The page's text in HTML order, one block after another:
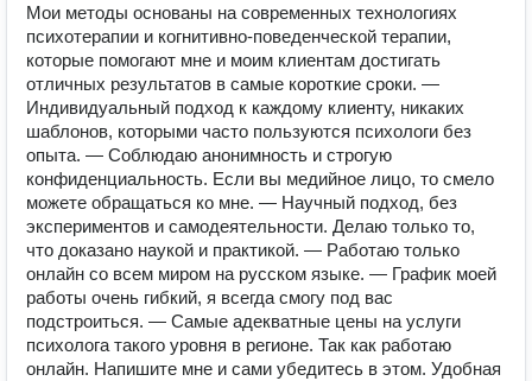
Мои методы основаны на современных технологиях
психотерапии и когнитивно-поведенческой терапии,
которые помогают мне и моим клиентам достигать
отличных результатов в самые короткие сроки. —
Индивидуальный подход к каждому клиенту, никаких
шаблонов, которыми часто пользуются психологи без
опыта. — Соблюдаю анонимность и строгую
конфиденциальность. Если вы медийное лицо, то смело
можете обращаться ко мне. — Научный подход, без
экспериментов и самодеятельности. Делаю только то,
что доказано наукой и практикой. — Работаю только
онлайн со всем миром на русском языке. — График моей
работы очень гибкий, я всегда смогу под вас
подстроиться. — Самые адекватные цены на услуги
психолога такого уровня в регионе. Так как работаю
онлайн. Напишите мне и сами убедитесь в этом. Удобная